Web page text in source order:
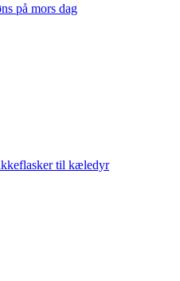
på mors dag
til kæledyr